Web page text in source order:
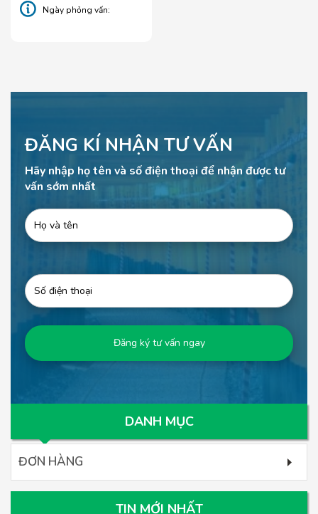
Ngày phỏng vấn:
ĐĂNG KÍ NHẬN TƯ VẤN
Hãy nhập họ tên và số điện thoại để nhận được tư
vấn sớm nhất
DANH MỤC
ĐƠN HÀNG
TIN MỚI NHẤT